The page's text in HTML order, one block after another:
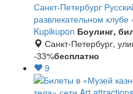
Санкт-Петербург
развлекательном
Kupikupon Боулинг,
Санкт-Петербург,
-33%бесплатно
9